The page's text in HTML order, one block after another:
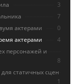
3
7
актерами
0
актерами
4
персонажей и
8
статичных сцен
1